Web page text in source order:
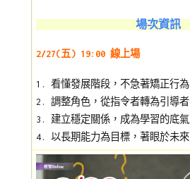
場次資訊
2/27(五) 19:00 線上場
1. 看懂發展階段，不急著矯正行為
2. 調整角色，從指令者轉為引導者
3. 建立穩定關係，成為學習的底氣
4. 以長期能力為目標，著眼於未來